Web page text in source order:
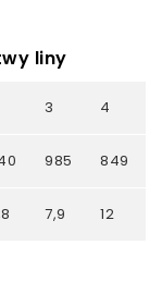
liny
3 4
985 849
7,9 12